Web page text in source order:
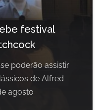
festival
poderão assistir
de Alfred
agosto